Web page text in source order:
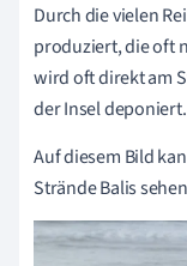
Durch die vielen
produziert, die oft
wird oft direkt am
der Insel deponiert.
Auf diesem Bild
Strände Balis